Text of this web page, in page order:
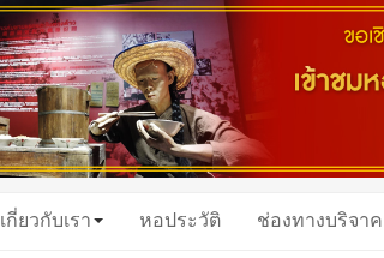
เกี่ยวกับเรา หอประวัติ ช่องทางบริจาค